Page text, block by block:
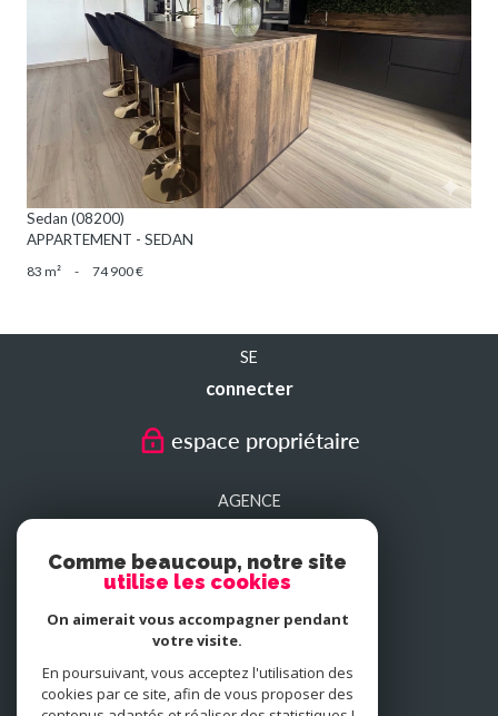
VOIR LE BIEN
Sedan (08200)
APPARTEMENT - SEDAN
83 m² - 74 900 €
SE
connecter
espace propriétaire
AGENCE
CHARLEVILLE-MEZIERES
NOUS
Comme beaucoup, notre site
utilise les cookies
On aimerait vous accompagner pendant
votre visite.
En poursuivant, vous acceptez l'utilisation des
cookies par ce site, afin de vous proposer des